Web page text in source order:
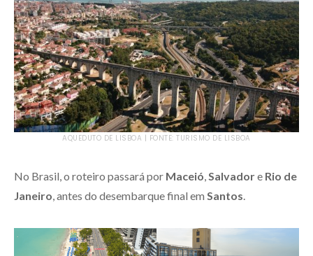
AQUEDUTO DE LISBOA | FONTE: TURISMO DE LISBOA
No Brasil, o roteiro passará por Maceió,Salvadore Rio de
Janeiro, antes do desembarque final em Santos.